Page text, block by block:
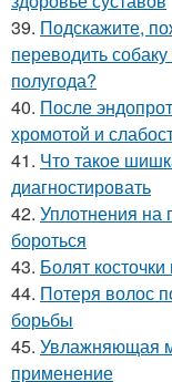
39. Подскажите,
переводить
полугода?
40. После
хромотой и
41. Что такое
диагностировать
42. Уплотнения на
бороться
43. Болят
44. Потеря волос
борьбы
45. Увлажняющая
применение